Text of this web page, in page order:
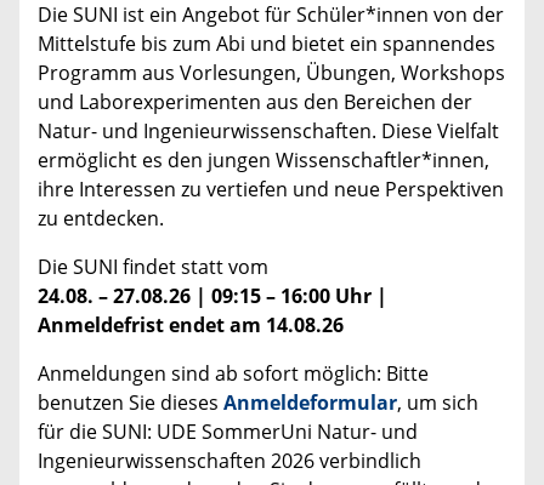
Die SUNI ist ein Angebot für Schüler*innen von der
Mittelstufe bis zum Abi und bietet ein spannendes
Programm aus Vorlesungen, Übungen, Workshops
und Laborexperimenten aus den Bereichen der
Natur- und Ingenieurwissenschaften. Diese Vielfalt
ermöglicht es den jungen Wissenschaftler*innen,
ihre Interessen zu vertiefen und neue Perspektiven
zu entdecken.
Die SUNI findet statt vom
24.08. – 27.08.26 | 09:15 – 16:00 Uhr |
Anmeldefrist endet am 14.08.26
Anmeldungen sind ab sofort möglich: Bitte
benutzen Sie dieses Anmeldeformular, um sich
für die SUNI: UDE SommerUni Natur- und
Ingenieurwissenschaften 2026 verbindlich